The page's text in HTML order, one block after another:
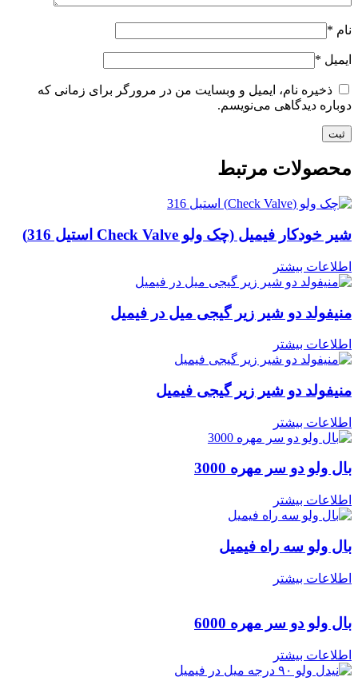
نام *
ایمیل *
ذخیره نام، ایمیل و وبسایت من در مرورگر برای زمانی که
دوباره دیدگاهی می‌نویسم.
محصولات مرتبط
شیر خودکار فیمیل (چک ولو Check Valve استیل 316)
اطلاعات بیشتر
منیفولد دو شیر زیر گیجی میل در فیمیل
اطلاعات بیشتر
منیفولد دو شیر زیر گیجی فیمیل
اطلاعات بیشتر
بال ولو دو سر مهره 3000
اطلاعات بیشتر
بال ولو سه راه فیمیل
اطلاعات بیشتر
بال ولو دو سر مهره 6000
اطلاعات بیشتر